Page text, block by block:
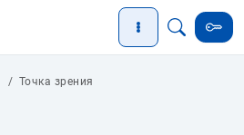
Точка зрения